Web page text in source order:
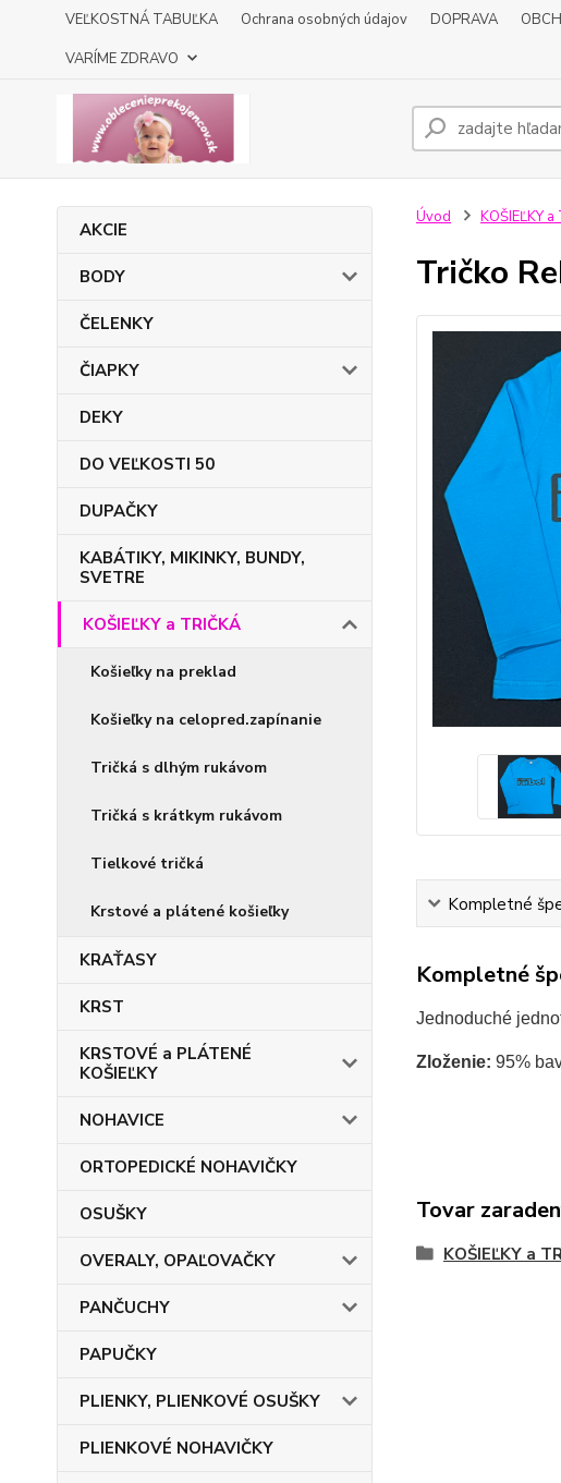
VEĽKOSTNÁ TABUĽKA Ochrana osobných údajov DOPRAVA
VARÍME ZDRAVO
AKCIE
BODY
ČELENKY
ČIAPKY
DEKY
DO VEĽKOSTI 50
DUPAČKY
KABÁTIKY, MIKINKY, BUNDY,
SVETRE
KOŠIEĽKY a TRIČKÁ
Košieľky na preklad
Košieľky na celopred.zapínanie
Tričká s dlhým rukávom
Tričká s krátkym rukávom
Tielkové tričká
Krstové a plátené košieľky
KRAŤASY
KRST
KRSTOVÉ a PLÁTENÉ
KOŠIEĽKY
NOHAVICE
ORTOPEDICKÉ NOHAVIČKY
OSUŠKY
OVERALY, OPAĽOVAČKY
PANČUCHY
PAPUČKY
PLIENKY, PLIENKOVÉ OSUŠKY
PLIENKOVÉ NOHAVIČKY
Úvod KOŠIEĽKY
Tričko
Kompletné
Kompletné
Jednoduché
Zloženie: 95%
Tovar
KOŠIEĽKY a